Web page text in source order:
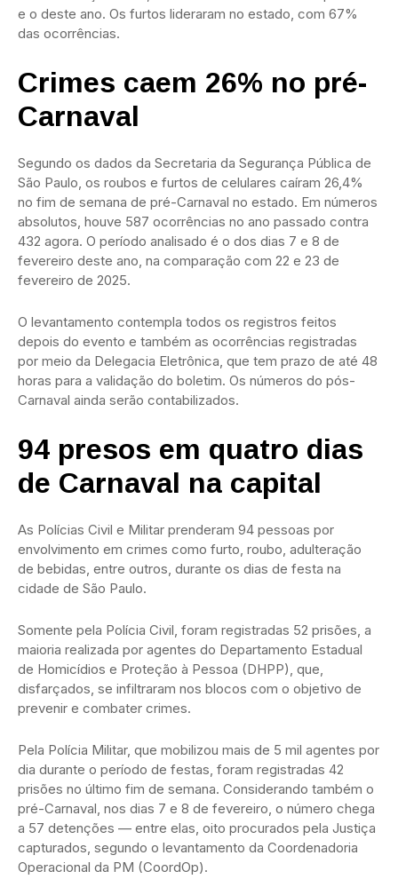
e o deste ano. Os furtos lideraram no estado, com 67%
das ocorrências.
Crimes caem 26% no pré-
Carnaval
Segundo os dados da Secretaria da Segurança Pública de
São Paulo, os roubos e furtos de celulares caíram 26,4%
no fim de semana de pré-Carnaval no estado. Em números
absolutos, houve 587 ocorrências no ano passado contra
432 agora. O período analisado é o dos dias 7 e 8 de
fevereiro deste ano, na comparação com 22 e 23 de
fevereiro de 2025.
O levantamento contempla todos os registros feitos
depois do evento e também as ocorrências registradas
por meio da Delegacia Eletrônica, que tem prazo de até 48
horas para a validação do boletim. Os números do pós-
Carnaval ainda serão contabilizados.
94 presos em quatro dias
de Carnaval na capital
As Polícias Civil e Militar prenderam 94 pessoas por
envolvimento em crimes como furto, roubo, adulteração
de bebidas, entre outros, durante os dias de festa na
cidade de São Paulo.
Somente pela Polícia Civil, foram registradas 52 prisões, a
maioria realizada por agentes do Departamento Estadual
de Homicídios e Proteção à Pessoa (DHPP), que,
disfarçados, se infiltraram nos blocos com o objetivo de
prevenir e combater crimes.
Pela Polícia Militar, que mobilizou mais de 5 mil agentes por
dia durante o período de festas, foram registradas 42
prisões no último fim de semana. Considerando também o
pré-Carnaval, nos dias 7 e 8 de fevereiro, o número chega
a 57 detenções — entre elas, oito procurados pela Justiça
capturados, segundo o levantamento da Coordenadoria
Operacional da PM (CoordOp).